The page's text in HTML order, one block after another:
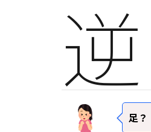
逆
足？